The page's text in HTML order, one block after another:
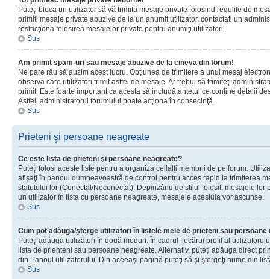
Puteţi bloca un utilizator să vă trimită mesaje private folosind regulile de
primiţi mesaje private abuzive de la un anumit utilizator, contactaţi un
restricţiona folosirea mesajelor private pentru anumiţi utilizatori.
Sus
Am primit spam-uri sau mesaje abuzive de la cineva din forum!
Ne pare rău să auzim acest lucru. Opţiunea de trimitere a unui mesaj
observa care utilizatori trimit astfel de mesaje. Ar trebui să trimiteţi
primit. Este foarte important ca acesta să includă antetul ce conţine detalii
Astfel, administratorul forumului poate acţiona în consecinţă.
Sus
Prieteni şi persoane neagreate
Ce este lista de prieteni şi persoane neagreate?
Puteţi folosi aceste liste pentru a organiza ceilalţi membrii de pe forum.
afişaţi în panoul dumneavoastră de control pentru acces rapid la trimiterea
statutului lor (Conectat/Neconectat). Depinzând de stilul folosit, mesajele lor
un utilizator în lista cu persoane neagreate, mesajele acestuia vor ascunse.
Sus
Cum pot adăuga/şterge utilizatori în listele mele de prieteni sau persoane
Puteţi adăuga utilizatori în două moduri. În cadrul fiecărui profil al
lista de prienteni sau persoane neagreate. Alternativ, puteţi adăuga direct
din Panoul utilizatorului. Din aceeaşi pagină puteţi să şi ştergeţi nume din
Sus